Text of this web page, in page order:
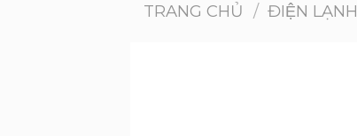
TRANG CHỦ / ĐIỆN LẠNH